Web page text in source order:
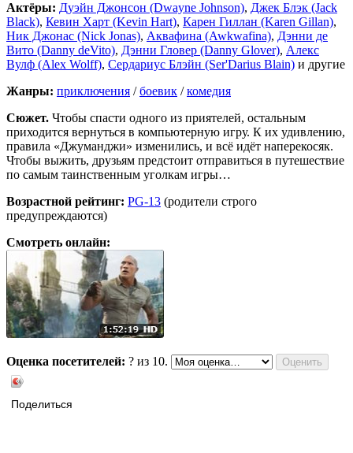
Актёры: Дуэйн Джонсон (Dwayne Johnson), Джек Блэк (Jack
Black), Кевин Харт (Kevin Hart), Карен Гиллан (Karen Gillan),
Ник Джонас (Nick Jonas), Аквафина (Awkwafina), Дэнни де
Вито (Danny deVito), Дэнни Гловер (Danny Glover), Алекс
Вулф (Alex Wolff), Сердариус Блэйн (Ser'Darius Blain) и другие
Жанры: приключения /боевик /комедия
Сюжет. Чтобы спасти одного из приятелей, остальным
приходится вернуться в компьютерную игру. К их удивлению,
правила «Джуманджи» изменились, и всё идёт наперекосяк.
Чтобы выжить, друзьям предстоит отправиться в путешествие
по самым таинственным уголкам игры…
Возрастной рейтинг: PG-13 (родители строго
предупреждаются)
Смотреть онлайн:
Оценка посетителей: ? из 10.
Поделиться